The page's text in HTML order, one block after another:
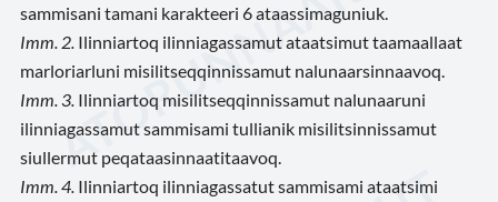
sammisani tamani karakteeri 6 ataassimaguniuk.
Imm. 2. Ilinniartoq ilinniagassamut ataatsimut taamaallaat
marloriarluni misilitseqqinnissamut nalunaarsinnaavoq.
Imm. 3. Ilinniartoq misilitseqqinnissamut nalunaaruni
ilinniagassamut sammisami tullianik misilitsinnissamut
siullermut peqataasinnaatitaavoq.
Imm. 4. Ilinniartoq ilinniagassatut sammisami ataatsimi